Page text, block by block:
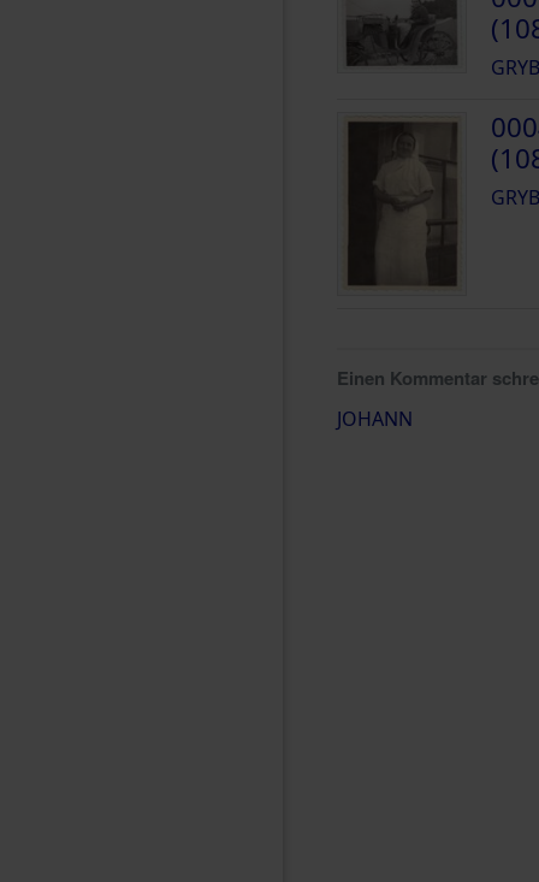
Einen Kommentar
JOHANN